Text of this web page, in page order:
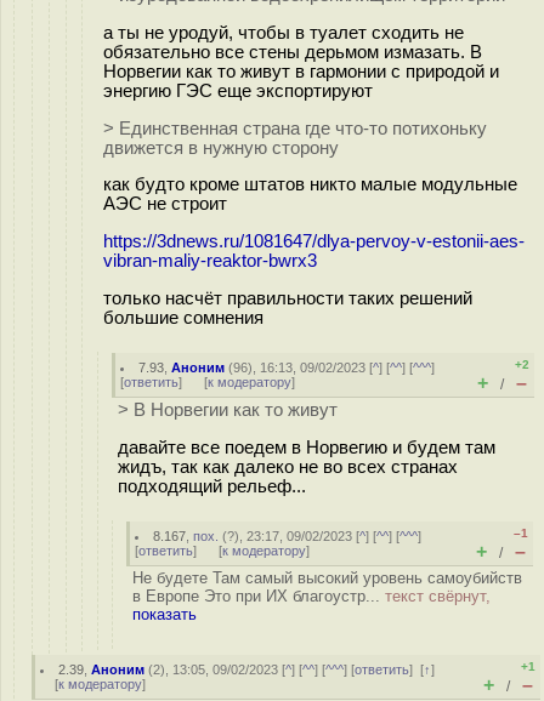
а ты не уродуй, чтобы в туалет сходить не
обязательно все стены дерьмом измазать. В
Норвегии как то живут в гармонии с природой и
энергию ГЭС еще экспортируют
> Единственная страна где что-то потихоньку
движется в нужную сторону
как будто кроме штатов никто малые модульные
АЭС не строит
https://3dnews.ru/1081647/dlya-pervoy-v-estonii-aes-
vibran-maliy-reaktor-bwrx3
только насчёт правильности таких решений
большие сомнения
7.93 ,Аноним (96), 16:13, 09/02/2023 [^] [^^] [^^^]
[ответить] [к модератору]
+2
+ / –
> В Норвегии как то живут
давайте все поедем в Норвегию и будем там
жидъ, так как далеко не во всех странах
подходящий рельеф...
8.167 ,пох. (?), 23:17, 09/02/2023 [^] [^^] [^^^]
[ответить] [к модератору]
–1
+ / –
Не будете Там самый высокий уровень самоубийств
в Европе Это при ИХ благоустр... текст свёрнут,
показать
2.39 ,Аноним (2), 13:05, 09/02/2023 [^] [^^] [^^^] [ответить][↑]
[к модератору]
+1
+ / –